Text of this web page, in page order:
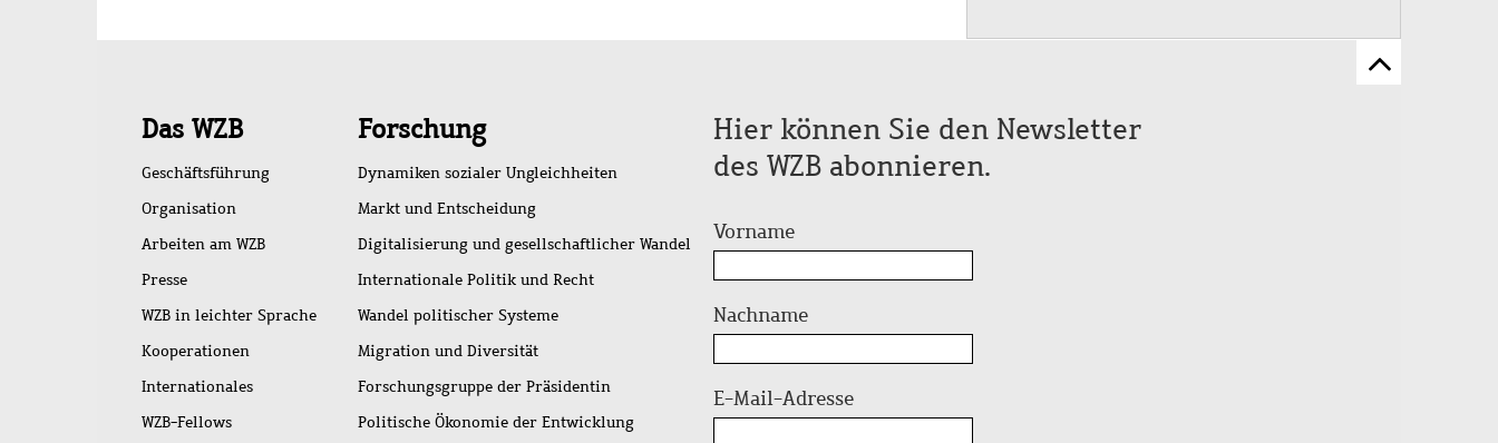
Zum
Schnellzugriff
Das WZB
Geschäftsführung
Organisation
Arbeiten am WZB
Presse
WZB in leichter Sprache
Kooperationen
Internationales
WZB-Fellows
Forschung
Dynamiken sozialer Ungleichheiten
Markt und Entscheidung
Digitalisierung und gesellschaftlicher Wandel
Internationale Politik und Recht
Wandel politischer Systeme
Migration und Diversität
Forschungsgruppe der Präsidentin
Politische Ökonomie der Entwicklung
Hier können Sie den Newsletter
des WZB abonnieren.
Vorname
Nachname
E-Mail-Adresse